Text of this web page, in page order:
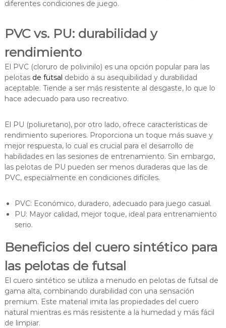
diferentes condiciones de juego.
PVC vs. PU: durabilidad y
rendimiento
El PVC (cloruro de polivinilo) es una opción popular para las
pelotas de futsal debido a su asequibilidad y durabilidad
aceptable. Tiende a ser más resistente al desgaste, lo que lo
hace adecuado para uso recreativo.
El PU (poliuretano), por otro lado, ofrece características de
rendimiento superiores. Proporciona un toque más suave y
mejor respuesta, lo cual es crucial para el desarrollo de
habilidades en las sesiones de entrenamiento. Sin embargo,
las pelotas de PU pueden ser menos duraderas que las de
PVC, especialmente en condiciones difíciles.
PVC: Económico, duradero, adecuado para juego casual.
PU: Mayor calidad, mejor toque, ideal para entrenamiento
serio.
Beneficios del cuero sintético para
las pelotas de futsal
El cuero sintético se utiliza a menudo en pelotas de futsal de
gama alta, combinando durabilidad con una sensación
premium. Este material imita las propiedades del cuero
natural mientras es más resistente a la humedad y más fácil
de limpiar.